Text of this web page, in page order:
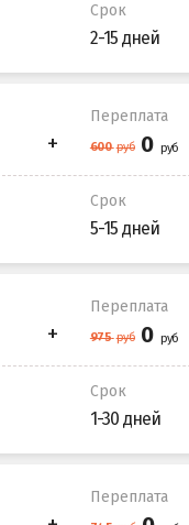
Срок
2-15 дней
Переплата
Срок
5-15 дней
Переплата
Срок
1-30 дней
Переплата